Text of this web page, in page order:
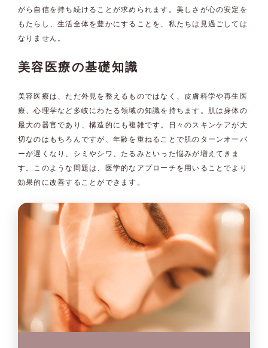
がら自信を持ち続けることが求められます。美しさが心の安定を
もたらし、生活全体を豊かにすることを、私たちは見過ごしては
なりません。
美容医療の基礎知識
美容医療は、ただ外見を整えるものではなく、皮膚科学や再生医
療、心理学など多岐にわたる領域の知識を持ちます。肌は身体の
最大の器官であり、構造的にも複雑です。日々のスキンケアが大
切なのはもちろんですが、年齢を重ねることで肌のターンオーバ
ーが遅くなり、シミやシワ、たるみといった悩みが増えてきま
す。このような問題は、医学的なアプローチを用いることでより
効果的に改善することができます。